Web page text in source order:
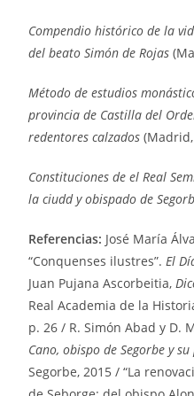
Compendio histórico de la
del beato Simón de Rojas
Método de estudios
provincia de Castilla del
redentores calzados
Constituciones de el Real
la ciudd y obispado de
Referencias: José María
“Conquenses ilustres”. El
Juan Pujana Ascorbeitia,
Real Academia de la
p. 26 / R. Simón Abad y D.
Cano, obispo de Segorbe y
Segorbe, 2015 / “La